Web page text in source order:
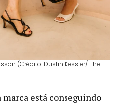
(Crédito: Dustin Kessler/ The
marca está conseguindo